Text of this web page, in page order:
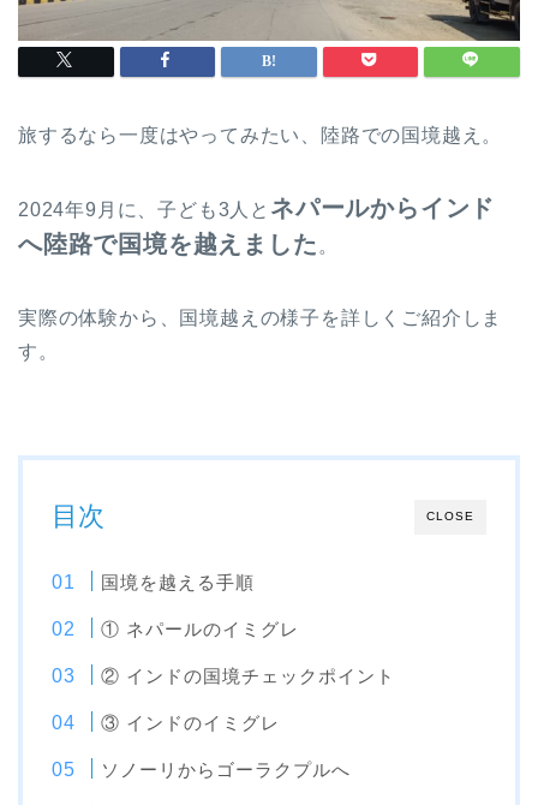
旅するなら一度はやってみたい、 陸路での国境越え 。
2024年9月に、子ども3人と ネパールからインド
へ陸路で国境を越えました 。
実際の体験から、国境越えの様子を詳しくご紹介しま
す。
CLOSE
目次
国境を越える手順
① ネパールのイミグレ
② インドの国境チェックポイント
③ インドのイミグレ
ソノーリからゴーラクプルへ